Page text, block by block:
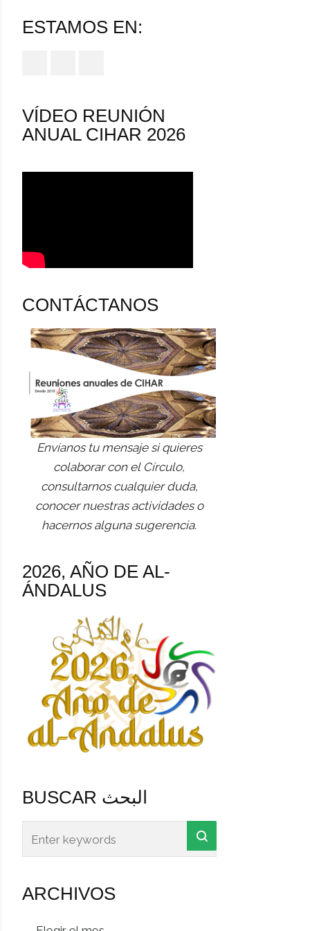
ESTAMOS EN:
VÍDEO REUNIÓN
ANUAL CIHAR 2026
CONTÁCTANOS
Envíanos tu mensaje si quieres
colaborar con el Círculo,
consultarnos cualquier duda,
conocer nuestras actividades o
hacernos alguna sugerencia.
2026, AÑO DE AL-
ÁNDALUS
BUSCAR البحث
ARCHIVOS